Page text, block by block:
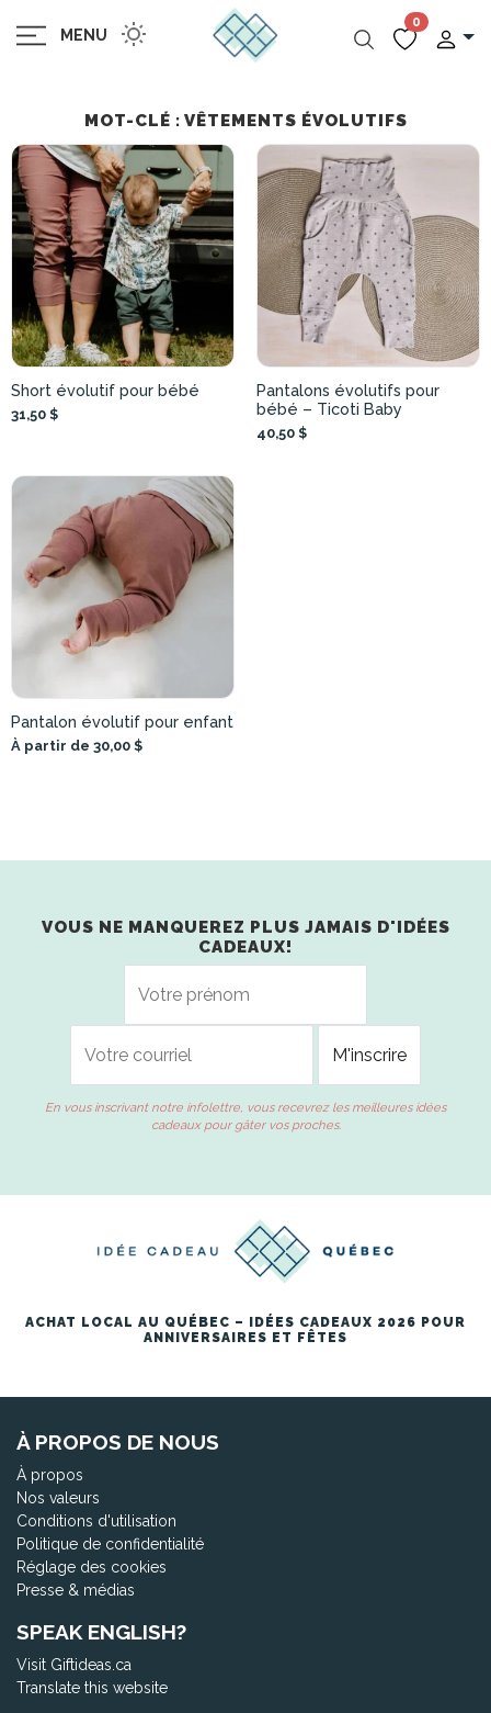
MENU
0
MOT-CLÉ : VÊTEMENTS ÉVOLUTIFS
Short évolutif pour bébé
31,50 $
Pantalons évolutifs pour
bébé – Ticoti Baby
40,50 $
Pantalon évolutif pour enfant
À partir de 30,00 $
VOUS NE MANQUEREZ PLUS JAMAIS D'IDÉES
CADEAUX!
En vous inscrivant notre infolettre, vous recevrez les meilleures idées
cadeaux pour gâter vos proches.
ACHAT LOCAL AU QUÉBEC – IDÉES CADEAUX 2026 POUR
ANNIVERSAIRES ET FÊTES
À PROPOS DE NOUS
À propos
Nos valeurs
Conditions d'utilisation
Politique de confidentialité
Réglage des cookies
Presse & médias
SPEAK ENGLISH?
Visit Giftideas.ca
Translate this website